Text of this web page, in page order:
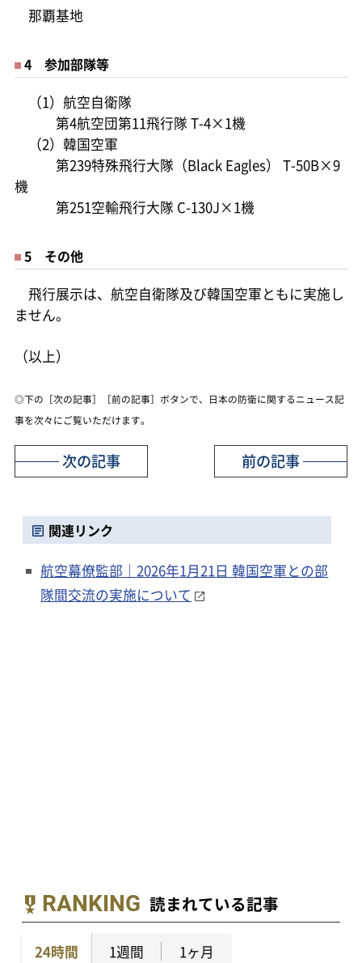
那覇基地
4 参加部隊等
（1）航空自衛隊
第4航空団第11飛行隊 T-4×1機
（2）韓国空軍
第239特殊飛行大隊（Black Eagles） T-50B×9
機
第251空輸飛行大隊 C-130J×1機
5 その他
飛行展示は、航空自衛隊及び韓国空軍ともに実施し
ません。
（以上）
◎下の［次の記事］［前の記事］ボタンで、日本の防衛に関するニュース記
事を次々にご覧いただけます。
前の記事
次の記事
関連リンク
航空幕僚監部｜2026年1月21日 韓国空軍との部
隊間交流の実施について
RANKING 読まれている記事
24時間 1週間 1ヶ月